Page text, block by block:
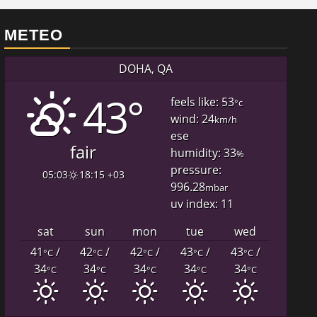
METEO
DOHA, QA
43°
fair
05:03 18:15 +03
feels like: 53°c
wind: 24km/h
ese
humidity: 33%
pressure:
996.28mbar
uv index: 11
sat
sun mon tue
wed
41°C/
34°C
42°C/
34°C
42°C/
34°C
43°C/
34°C
43°C/
34°C